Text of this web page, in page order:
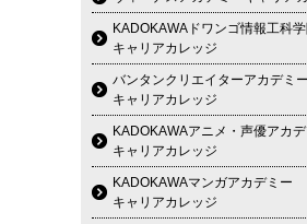
KADOKAWAドワンゴ情報工科
キャリアカレッジ
バンタンクリエイターアカデミー
キャリアカレッジ
KADOKAWAアニメ・声優アカ
キャリアカレッジ
KADOKAWAマンガアカデミー
キャリアカレッジ